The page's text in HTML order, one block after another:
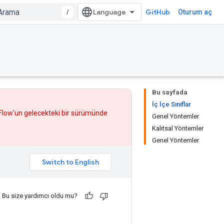
/ GitHub Oturum aç
Bu sayfada
İç İçe Sınıflar
Genel Yöntemler
Kalıtsal Yöntemler
Genel Yöntemler
gelecekteki bir sürümünde
Bu size yardımcı oldu mu?